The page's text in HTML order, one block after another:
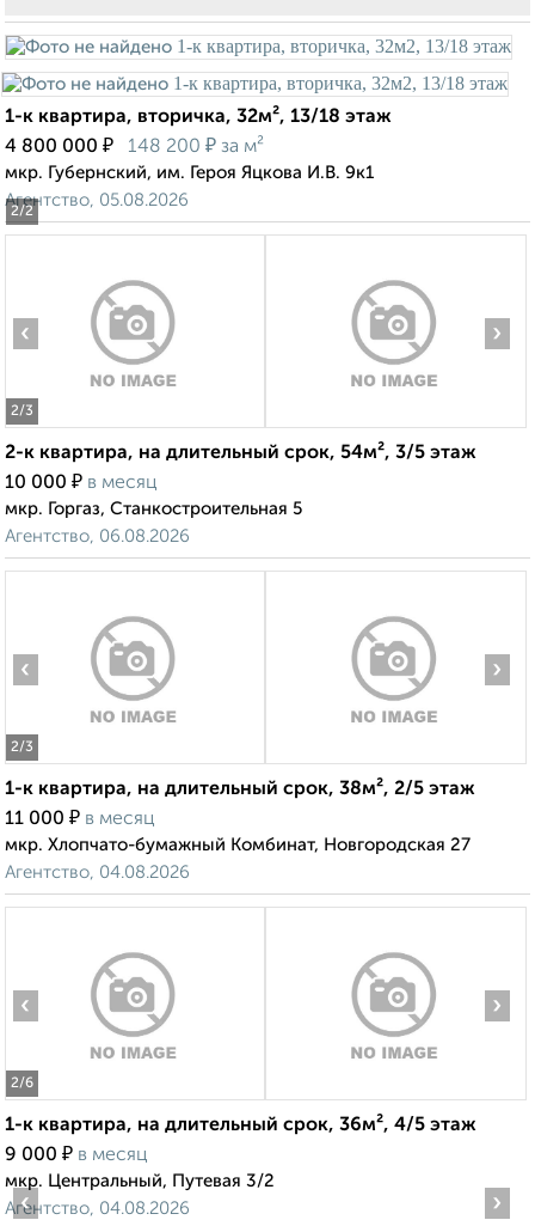
2/2
1-к квартира, вторичка, 32м², 13/18 этаж
4 800 000 ₽ 148 200 ₽ за м²
мкр. Губернский, им. Героя Яцкова И.В. 9к1
Агентство, 05.08.2026
2/3
‹ ›
2-к квартира, на длительный срок, 54м², 3/5 этаж
10 000 ₽ в месяц
мкр. Горгаз, Станкостроительная 5
Агентство, 06.08.2026
2/3
‹ ›
1-к квартира, на длительный срок, 38м², 2/5 этаж
11 000 ₽ в месяц
мкр. Хлопчато-бумажный Комбинат, Новгородская 27
Агентство, 04.08.2026
2/6
‹ ›
1-к квартира, на длительный срок, 36м², 4/5 этаж
9 000 ₽ в месяц
мкр. Центральный, Путевая 3/2
Агентство, 04.08.2026
‹ ›